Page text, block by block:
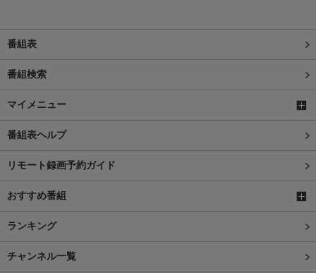
番組表
番組検索
マイメニュー
番組表ヘルプ
リモート録画予約ガイド
おすすめ番組
ランキング
チャンネル一覧